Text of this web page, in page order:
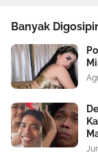
Banyak